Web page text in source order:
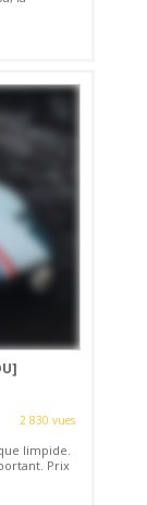
2 830 vues
limpide.
Prix